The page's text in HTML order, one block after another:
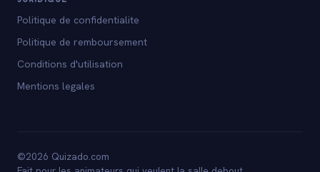
Politique de confidentialite
Politique de remboursement
Conditions d'utilisation
Mentions legales
©2026 Quizado.com